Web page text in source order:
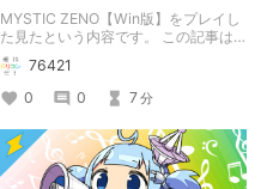
MYSTIC ZENO【Win版】をプレイし
た見たという内容です。 この記事は
通常のクリエイターズ記事です。
76421
0
0 7分